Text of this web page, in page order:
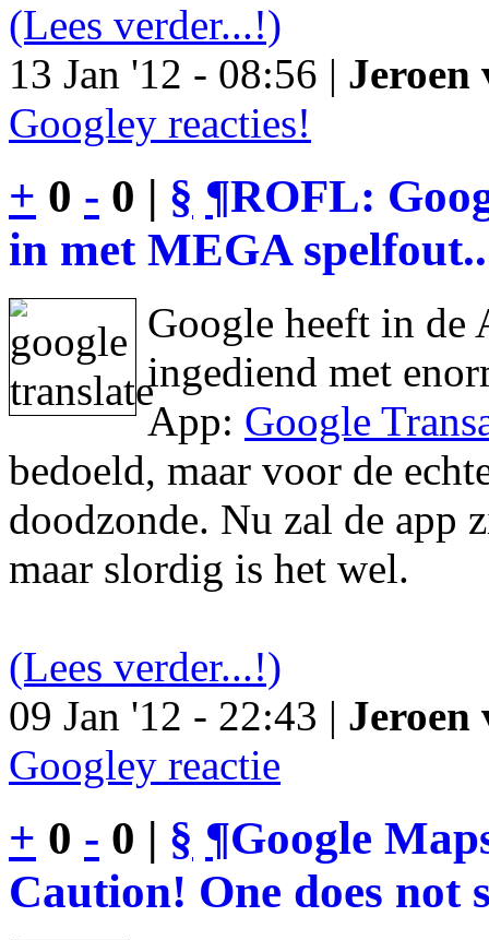
(Lees verder...!)
13 Jan '12 - 08:56 | Jeroen
Googley reacties!
+ 0 - 0 | § ¶ROFL:
in met MEGA
Google heeft in de
ingediend met
App: Google
bedoeld, maar voor de
doodzonde. Nu zal de app
maar slordig is het wel.
(Lees verder...!)
09 Jan '12 - 22:43 | Jeroen
Googley reactie
+ 0 - 0 | § ¶Google
Caution! One does